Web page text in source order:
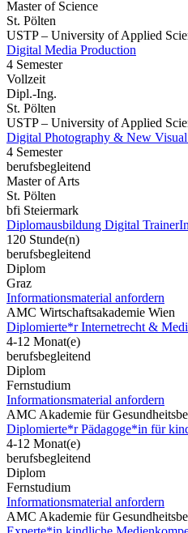
Master of Science
St. Pölten
USTP – University of Applied
Digital Media Production
4 Semester
Vollzeit
Dipl.-Ing.
St. Pölten
USTP – University of Applied
Digital Photography & New
4 Semester
berufsbegleitend
Master of Arts
St. Pölten
bfi Steiermark
Diplomausbildung Digital TrainerIn
120 Stunde(n)
berufsbegleitend
Diplom
Graz
Informationsmaterial anfordern
AMC Wirtschaftsakademie Wien
Diplomierte*r Internetrecht &
4-12 Monat(e)
berufsbegleitend
Diplom
Fernstudium
Informationsmaterial anfordern
AMC Akademie für
Diplomierte*r Pädagoge*in für
4-12 Monat(e)
berufsbegleitend
Diplom
Fernstudium
Informationsmaterial anfordern
AMC Akademie für